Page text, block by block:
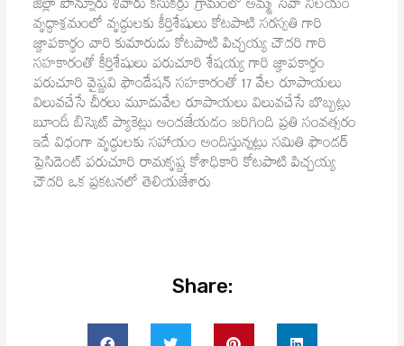
జిల్లా పొన్నూరు శివారు కసుకర్రు గ్రామంలో అమ్మ సేవా నిలయం
వృద్ధాశ్రమంలో వృద్ధులకు కీర్తిశేషులు కోటపాటి సరస్వతి గారి
జ్ఞాపకార్థం వారి కుమారుడు కోటపాటి పిచ్చయ్య చౌదరి గారి
సహకారంతో కీర్తిశేషులు పరుచూరి శేషయ్య గారి జ్ఞాపకార్థం
పరుచూరి వైష్ణవి ఫౌండేషన్ సహకారంతో 17 వేల రూపాయలు
విలువచేసే చీరలు మూడువేల రూపాయలు విలువచేసే బొబ్బట్లు
బూందీ బిస్కెట్ ప్యాకెట్లు అందజేయడం జరిగింది ప్రతి సంవత్సరం
ఇదే విధంగా వృద్ధులకు సహాయం అందిస్తున్నట్లు సమితి ఫౌండర్
ప్రెసిడెంట్ పరుచూరి రామకృష్ణ కోశాధికారి కోటపాటి పిచ్చయ్య
చౌదరి ఒక ప్రకటనలో తెలియజేశారు
Share: